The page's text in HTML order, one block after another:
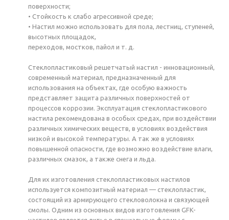
поверхности;
• Стойкость к слабо агрессивной среде;
• Настил можно использовать для пола, лестниц, ступеней,
высотных площадок,
переходов, мостков, пайол и т. д.
Стеклопластиковый решетчатый настил - инновационный,
современный материал, предназначенный для
использования на объектах, где особую важность
представляет защита различных поверхностей от
процессов коррозии. Эксплуатация стеклопластикового
настила рекомендована в особых средах, при воздействии
различных химических веществ, в условиях воздействия
низкой и высокой температуры. А так же в условиях
повышенной опасности, где возможно воздействие влаги,
различных смазок, а также снега и льда.
Для их изготовления стеклопластиковых настилов
используется композитный материал — стеклопластик,
состоящий из армирующего стекловолокна и связующей
смолы. Одним из основных видов изготовления GFK-